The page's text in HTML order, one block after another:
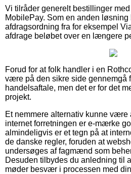
Vi tilråder generelt bestillinger
MobilePay. Som en anden
afdragsordning fra for eksempel
afdrage beløbet over en længere
Forud for at folk handler i en
være på den sikre side gennemgå
handelsaftale, men det er for det
projekt.
Et nemmere alternativ kunne
internet forretningen er e-mærke
almindeligvis er et tegn på at
de danske regler, foruden at
undersøges af fagmænd som
Desuden tilbydes du anledning til
møder besvær i processen med